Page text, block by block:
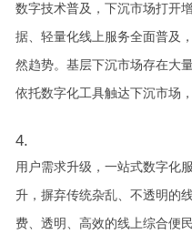
数字技术普及，下沉市场打开
据、轻量化线上服务全面普及
然趋势。基层下沉市场存在大
依托数字化工具触达下沉市场
用户需求升级，一站式数字化
升，摒弃传统杂乱、不透明的
费、透明、高效的线上综合便